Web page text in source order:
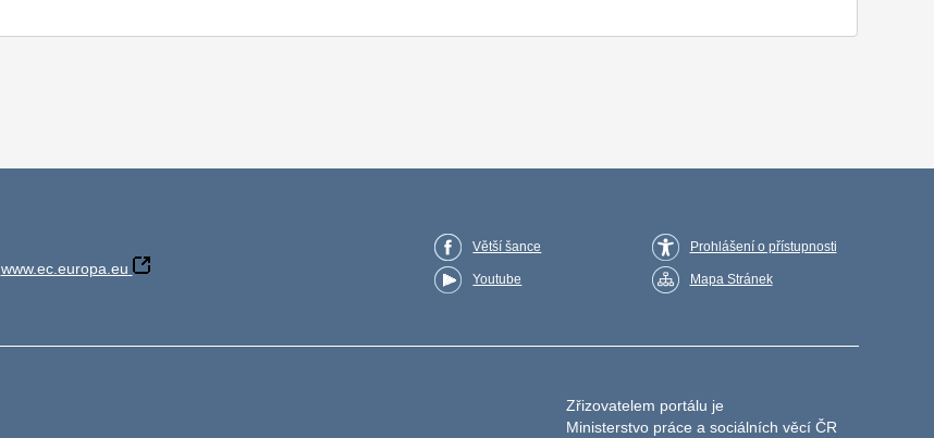
www.ec.europa.eu
Větší šance
Youtube
Prohlášení o přístupnosti
Mapa Stránek
Zřizovatelem portálu je
Ministerstvo práce a sociálních věcí ČR